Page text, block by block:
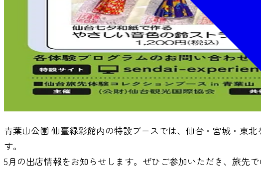
青葉山公園 仙臺緑彩館内の特設ブースでは、仙台・宮城・東
す。
5月の出店情報をお知らせします。ぜひご参加いただき、旅先で